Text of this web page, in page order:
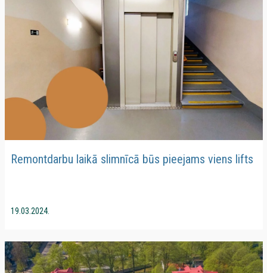
Remontdarbu laikā slimnīcā būs pieejams viens lifts
19.03.2024.